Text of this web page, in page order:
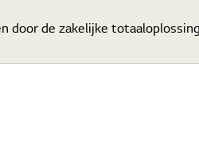
door de zakelijke